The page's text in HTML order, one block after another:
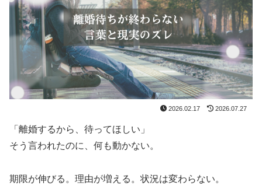
2026.02.17 2026.07.27
「離婚するから、待ってほしい」
そう言われたのに、何も動かない。
期限が伸びる。理由が増える。状況は変わらない。